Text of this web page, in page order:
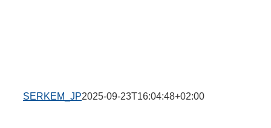
SERKEM_JP2025-09-23T16:04:48+02:00